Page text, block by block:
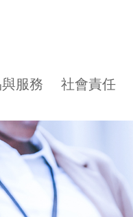
服務 社會責任